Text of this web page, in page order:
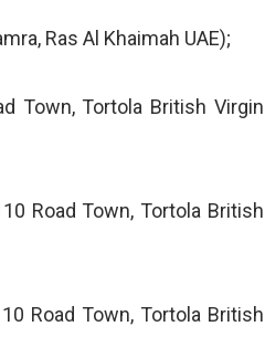
Ras Al Khaimah UAE);
Town, Tortola British Virgin
Road Town, Tortola British
Road Town, Tortola British